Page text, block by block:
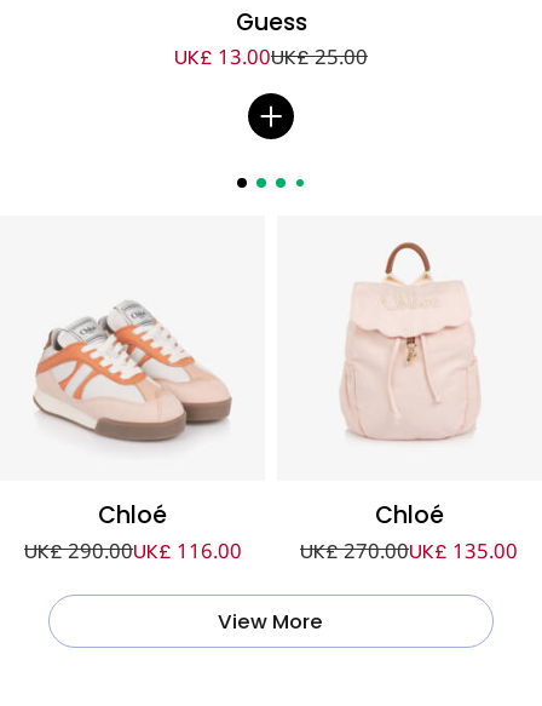
Guess
UK£ 25.00
UK£ 13.00
Chloé
UK£ 290.00UK£ 116.00
Chloé
UK£ 270.00UK£ 135.00
View More